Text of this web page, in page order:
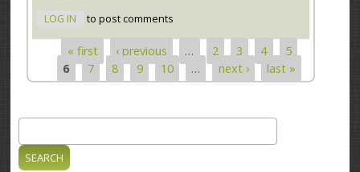
LOG IN to post comments
Pages
« first ‹ previous … 2 3 4
5
6
7 8 9 10 … next › last »
Search form